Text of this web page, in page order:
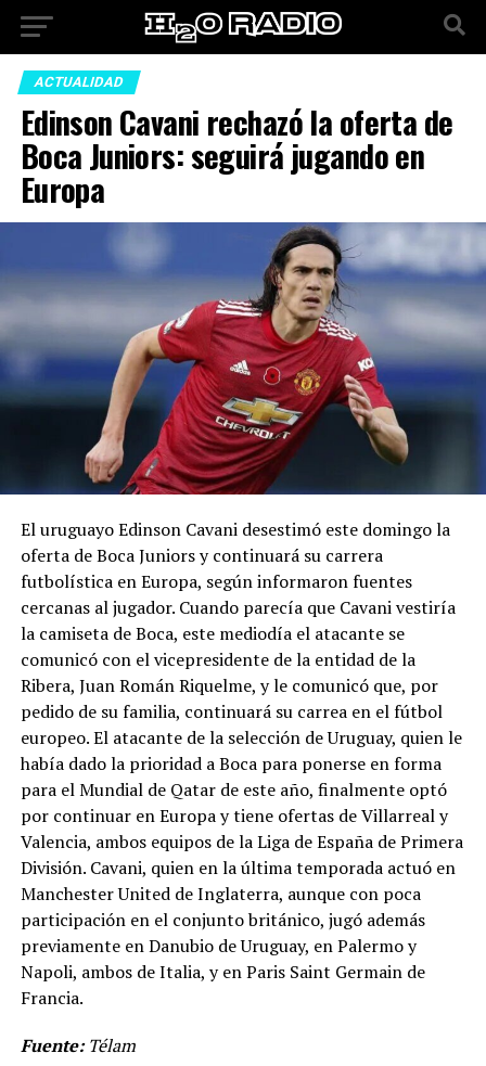
ACTUALIDAD
Edinson Cavani rechazó la oferta de
Boca Juniors: seguirá jugando en
Europa
El uruguayo Edinson Cavani desestimó este domingo la
oferta de Boca Juniors y continuará su carrera
futbolística en Europa, según informaron fuentes
cercanas al jugador. Cuando parecía que Cavani vestiría
la camiseta de Boca, este mediodía el atacante se
comunicó con el vicepresidente de la entidad de la
Ribera, Juan Román Riquelme, y le comunicó que, por
pedido de su familia, continuará su carrea en el fútbol
europeo. El atacante de la selección de Uruguay, quien le
había dado la prioridad a Boca para ponerse en forma
para el Mundial de Qatar de este año, finalmente optó
por continuar en Europa y tiene ofertas de Villarreal y
Valencia, ambos equipos de la Liga de España de Primera
División. Cavani, quien en la última temporada actuó en
Manchester United de Inglaterra, aunque con poca
participación en el conjunto británico, jugó además
previamente en Danubio de Uruguay, en Palermo y
Napoli, ambos de Italia, y en Paris Saint Germain de
Francia.
Fuente:Télam